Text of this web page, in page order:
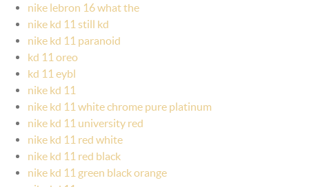
nike lebron 16 what the
nike kd 11 still kd
nike kd 11 paranoid
kd 11 oreo
kd 11 eybl
nike kd 11
nike kd 11 white chrome pure platinum
nike kd 11 university red
nike kd 11 red white
nike kd 11 red black
nike kd 11 green black orange